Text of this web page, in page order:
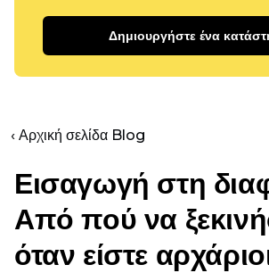
Δημιουργήστε ένα
‹ Αρχική σελίδα Blog
Εισαγωγή στη
Από πού να
όταν είστε